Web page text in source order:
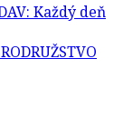
Každý deň